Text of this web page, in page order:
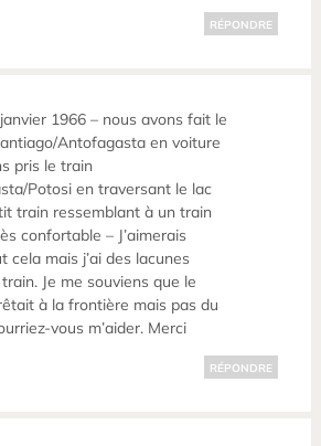
RÉPONDRE
janvier 1966 – nous avons fait le
Antofagasta en voiture
pris le train
Potosi en traversant le lac
train ressemblant à un train
confortable – J’aimerais
cela mais j’ai des lacunes
Je me souviens que le
à la frontière mais pas du
vous m’aider. Merci
RÉPONDRE